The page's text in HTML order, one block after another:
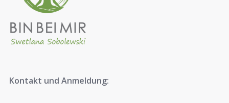
Kontakt und Anmeldung: